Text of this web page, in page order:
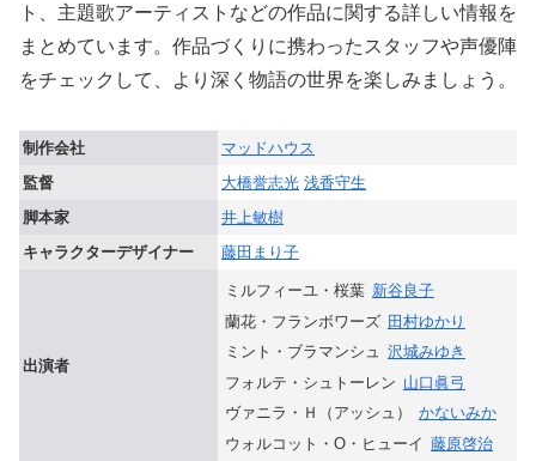
ト、主題歌アーティストなどの作品に関する詳しい情報を
まとめています。作品づくりに携わったスタッフや声優陣
をチェックして、より深く物語の世界を楽しみましょう。
制作会社
マッドハウス
監督
大橋誉志光 浅香守生
脚本家
井上敏樹
キャラクターデザイナー
藤田まり子
出演者
ミルフィーユ・桜葉 新谷良子
蘭花・フランボワーズ 田村ゆかり
ミント・ブラマンシュ 沢城みゆき
フォルテ・シュトーレン 山口眞弓
ヴァニラ・Ｈ（アッシュ）
かないみか
ウォルコット・O・ヒューイ 藤原啓治